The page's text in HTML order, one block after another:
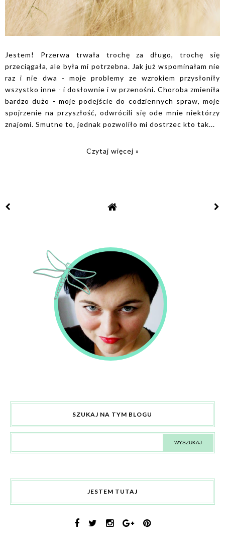
Jestem! Przerwa trwała trochę za długo, trochę się
przeciągała, ale była mi potrzebna. Jak już wspominałam nie
raz i nie dwa - moje problemy ze wzrokiem przysłoniły
wszystko inne - i dosłownie i w przenośni. Choroba zmieniła
bardzo dużo - moje podejście do codziennych spraw, moje
spojrzenie na przyszłość, odwrócili się ode mnie niektórzy
znajomi. Smutne to, jednak pozwoliło mi dostrzec kto tak...
Czytaj więcej »
SZUKAJ NA TYM BLOGU
JESTEM TUTAJ